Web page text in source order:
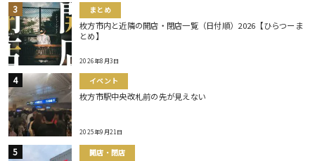
まとめ
枚方市内と近隣の開店・閉店一覧（日付順）2026【ひらつーま
とめ】
2026年8月3日
イベント
枚方市駅中央改札前の先が見えない
2025年9月21日
開店・閉店